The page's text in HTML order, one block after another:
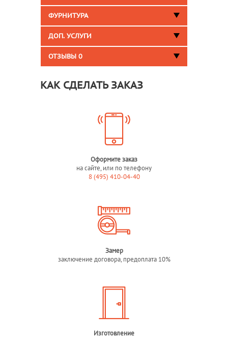
ФУРНИТУРА
ДОП. УСЛУГИ
ОТЗЫВЫ 0
КАК СДЕЛАТЬ ЗАКАЗ
Оформите заказ
на сайте, или по телефону
8 (495) 410-04-40
Замер
заключение договора, предоплата 10%
Изготовление